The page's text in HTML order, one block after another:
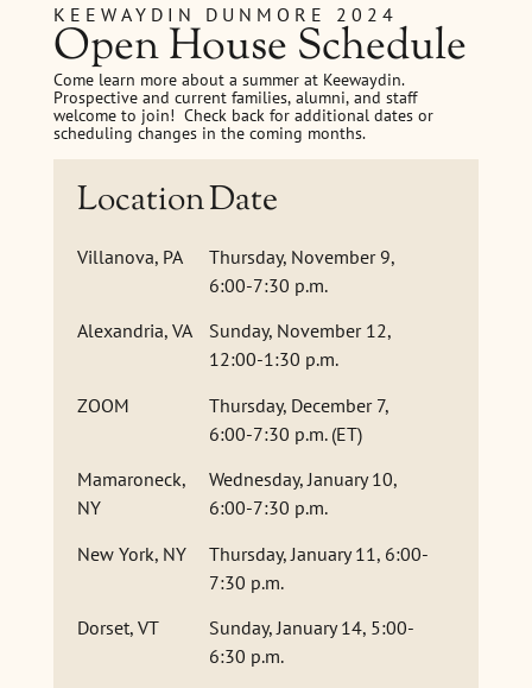
KEEWAYDIN DUNMORE 2024
Open House Schedule
Come learn more about a summer at Keewaydin.
Prospective and current families, alumni, and staff
welcome to join! Check back for additional dates or
scheduling changes in the coming months.
LocationDate
Villanova, PA
Thursday, November 9,
6:00-7:30 p.m.
Alexandria, VA
Sunday, November 12,
12:00-1:30 p.m.
ZOOM
Thursday, December 7,
6:00-7:30 p.m. (ET)
Mamaroneck,
NY
Wednesday, January 10,
6:00-7:30 p.m.
New York, NY
Thursday, January 11, 6:00-
7:30 p.m.
Dorset, VT
Sunday, January 14, 5:00-
6:30 p.m.